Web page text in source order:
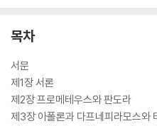
목차
서문
제1장 서론
제2장 프로메테우스와 판도라
제3장 아폴론과 다프네피라모스와